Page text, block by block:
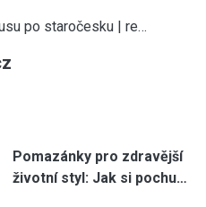
po staročesku | re…
Pomazánky pro zdravější
životní styl: Jak si pochu…